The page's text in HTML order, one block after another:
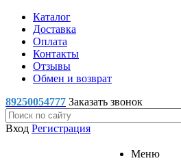
Каталог
Доставка
Оплата
Контакты
Отзывы
Обмен и возврат
89250054777 Заказать звонок
Вход Регистрация
Меню